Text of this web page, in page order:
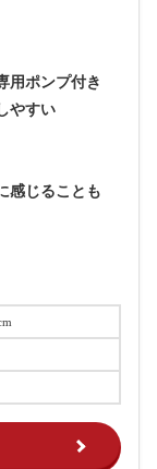
用ポンプ付き
やすい
感じることも